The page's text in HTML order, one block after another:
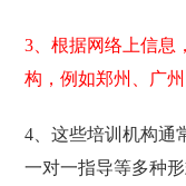
3、根据网络上信息
构，例如郑州、广州
4、这些培训机构通
一对一指导等多种